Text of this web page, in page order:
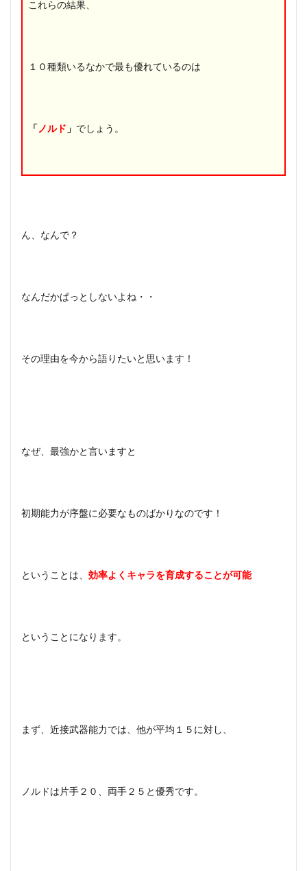
これらの結果、
１０種類いるなかで最も優れているのは
「 ノルド 」 でしょう。
ん、なんで？
なんだかぱっとしないよね・・
その理由を今から語りたいと思います！
なぜ、最強かと言いますと
初期能力が序盤に必要なものばかりなのです！
ということは、 効率よくキャラを育成することが可能
ということになります。
まず、近接武器能力では、他が平均１５に対し、
ノルドは片手２０、両手２５と優秀です。